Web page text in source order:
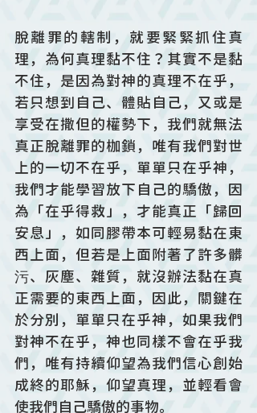
脫離罪的轄制，就要緊緊抓住真
理，為何真理黏不住？其實不是黏
不住，是因為對神的真理不在乎，
若只想到自己、體貼自己，又或是
享受在撒但的權勢下，我們就無法
真正脫離罪的枷鎖，唯有我們對世
上的一切不在乎，單單只在乎神，
我們才能學習放下自己的驕傲，因
為「在乎得救」，才能真正「歸回
安息」，如同膠帶本可輕易黏在東
西上面，但若是上面附著了許多髒
污、灰塵、雜質，就沒辦法黏在真
正需要的東西上面，因此，關鍵在
於分別，單單只在乎神，如果我們
對神不在乎，神也同樣不會在乎我
們，唯有持續仰望為我們信心創始
成終的耶穌，仰望真理，並輕看會
使我們自己驕傲的事物。